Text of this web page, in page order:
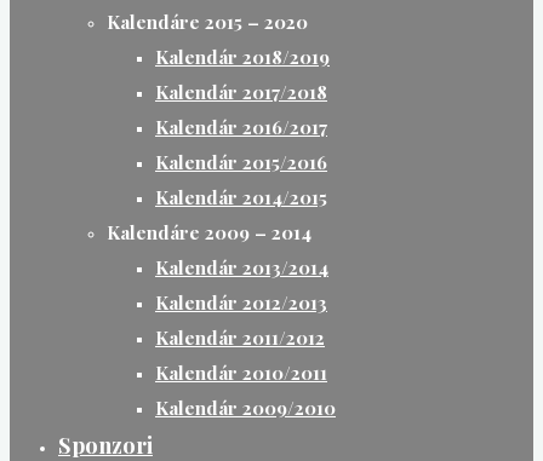
Kalendáre 2015 – 2020
Kalendár 2018/2019
Kalendár 2017/2018
Kalendár 2016/2017
Kalendár 2015/2016
Kalendár 2014/2015
Kalendáre 2009 – 2014
Kalendár 2013/2014
Kalendár 2012/2013
Kalendár 2011/2012
Kalendár 2010/2011
Kalendár 2009/2010
Sponzori